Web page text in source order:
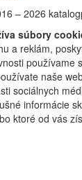
– 2026
súbory
a reklám,
používame
naše
sociálnych
informácie
ktoré od vás